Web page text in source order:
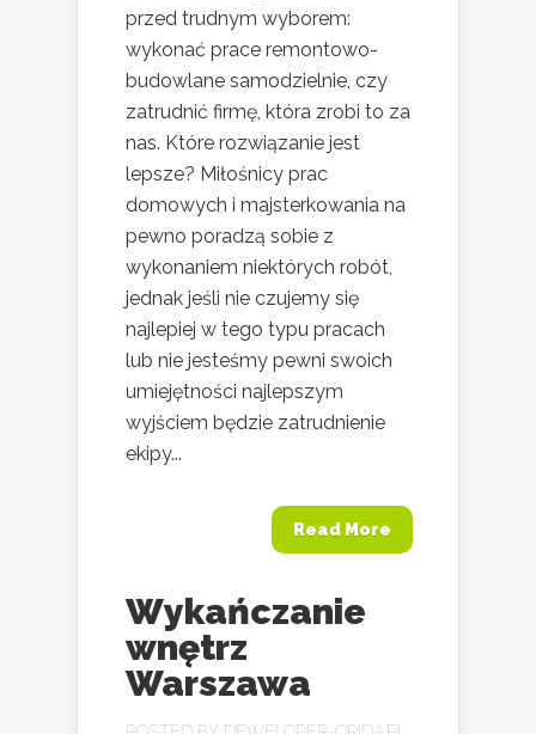
przed trudnym wyborem:
wykonać prace remontowo-
budowlane samodzielnie, czy
zatrudnić firmę, która zrobi to za
nas. Które rozwiązanie jest
lepsze? Miłośnicy prac
domowych i majsterkowania na
pewno poradzą sobie z
wykonaniem niektórych robót,
jednak jeśli nie czujemy się
najlepiej w tego typu pracach
lub nie jesteśmy pewni swoich
umiejętności najlepszym
wyjściem będzie zatrudnienie
ekipy...
Read More
Wykańczanie
wnętrz
Warszawa